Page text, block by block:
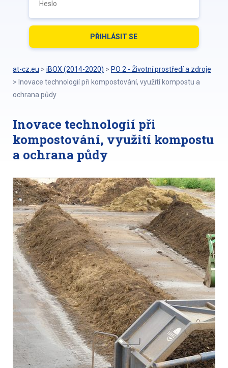
at-cz.eu > iBOX (2014-2020) > PO 2 - Životní prostředí a zdroje
> Inovace technologií při kompostování, využití kompostu a
ochrana půdy
Inovace technologií při
kompostování, využití kompostu
a ochrana půdy